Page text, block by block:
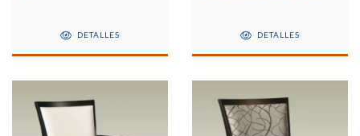
DETALLES DETALLES